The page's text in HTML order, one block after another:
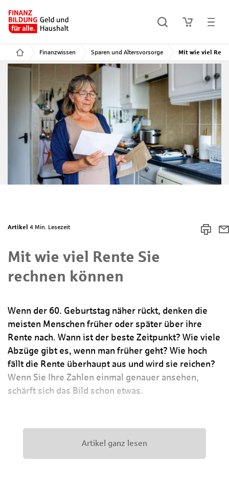
Finanzwissen Sparen und Altersvorsorge Mit wie viel
Artikel 4 Min. Lesezeit
Mit wie viel Rente Sie
rechnen können
Wenn der 60. Geburtstag näher rückt, denken die
meisten Menschen früher oder später über ihre
Rente nach. Wann ist der beste Zeitpunkt? Wie viele
Abzüge gibt es, wenn man früher geht? Wie hoch
fällt die Rente überhaupt aus und wird sie reichen?
Wenn Sie Ihre Zahlen einmal genauer ansehen,
schärft sich das Bild schon etwas.
Artikel ganz lesen